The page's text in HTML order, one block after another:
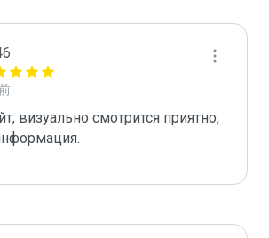
визуально смотрится приятно,